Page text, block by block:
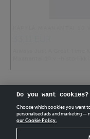
CREATEYOUR
Do you want cookies?
Choose which cookies you want
personalised ads and marketing —
our Cookie Policy.